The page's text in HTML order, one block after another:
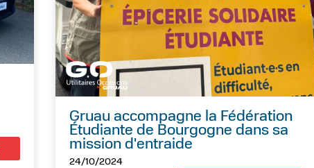
Gruau accompagne la Fédération
Étudiante de Bourgogne dans sa
mission d'entraide
24/10/2024